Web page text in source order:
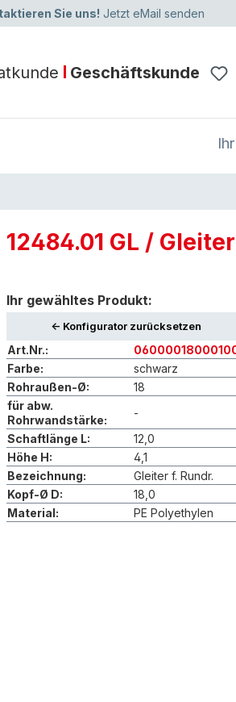
Sie uns! Jetzt eMail senden
Geschäftskunde
12484.01 GL /
Ihr gewähltes Produkt:
<- Konfigurator zurücksetzen
Art.Nr.:
Farbe:
schwarz
Rohraußen-Ø:
18
für abw.
Rohrwandstärke:
-
Schaftlänge L:
12,0
Höhe H:
4,1
Bezeichnung:
Gleiter f. Rundr.
Kopf-Ø D:
18,0
Material:
PE Polyethylen